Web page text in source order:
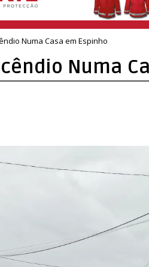
Numa Casa em Espinho
Numa